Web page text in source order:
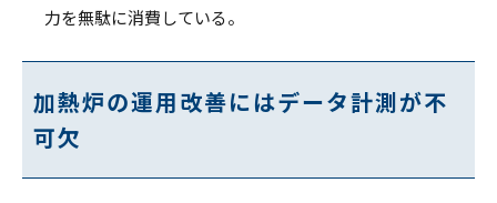
力を無駄に消費している。
加熱炉の運用改善にはデータ計測が不
可欠